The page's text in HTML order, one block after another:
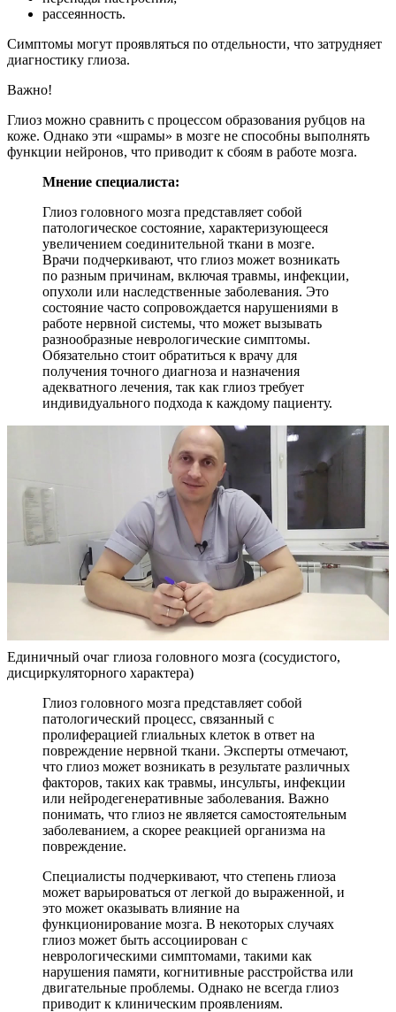
рассеянность.
Симптомы могут проявляться по отдельности, что затрудняет
диагностику глиоза.
Важно!
Глиоз можно сравнить с процессом образования рубцов на
коже. Однако эти «шрамы» в мозге не способны выполнять
функции нейронов, что приводит к сбоям в работе мозга.
Мнение специалиста:
Глиоз головного мозга представляет собой
патологическое состояние, характеризующееся
увеличением соединительной ткани в мозге.
Врачи подчеркивают, что глиоз может возникать
по разным причинам, включая травмы, инфекции,
опухоли или наследственные заболевания. Это
состояние часто сопровождается нарушениями в
работе нервной системы, что может вызывать
разнообразные неврологические симптомы.
Обязательно стоит обратиться к врачу для
получения точного диагноза и назначения
адекватного лечения, так как глиоз требует
индивидуального подхода к каждому пациенту.
Единичный очаг глиоза головного мозга (сосудистого,
дисциркуляторного характера)
Глиоз головного мозга представляет собой
патологический процесс, связанный с
пролиферацией глиальных клеток в ответ на
повреждение нервной ткани. Эксперты отмечают,
что глиоз может возникать в результате различных
факторов, таких как травмы, инсульты, инфекции
или нейродегенеративные заболевания. Важно
понимать, что глиоз не является самостоятельным
заболеванием, а скорее реакцией организма на
повреждение.
Специалисты подчеркивают, что степень глиоза
может варьироваться от легкой до выраженной, и
это может оказывать влияние на
функционирование мозга. В некоторых случаях
глиоз может быть ассоциирован с
неврологическими симптомами, такими как
нарушения памяти, когнитивные расстройства или
двигательные проблемы. Однако не всегда глиоз
приводит к клиническим проявлениям.